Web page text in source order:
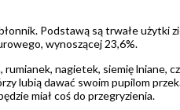
Podstawą są trwałe
wynoszącej 23,6%.
rumianek, nagietek, siemię lniane,
lubią dawać swoim pupilom
miał coś do przegryzienia.